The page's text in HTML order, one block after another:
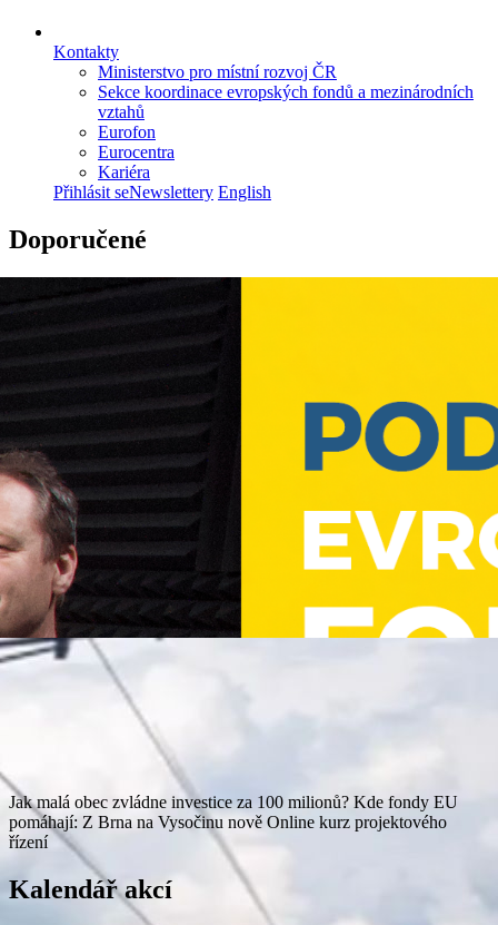
Kontakty
Ministerstvo pro místní rozvoj ČR
Sekce koordinace evropských fondů a mezinárodních
vztahů
Eurofon
Eurocentra
Kariéra
Přihlásit seNewslettery English
Doporučené
Jak malá obec zvládne investice za 100 milionů? Kde fondy EU
pomáhají: Z Brna na Vysočinu nově Online kurz projektového
řízení
Kalendář akcí